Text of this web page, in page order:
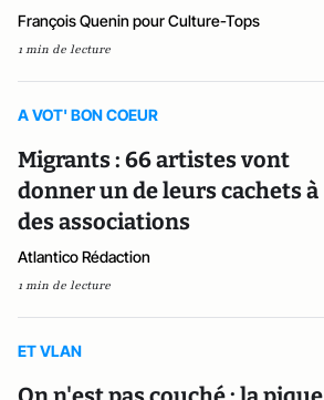
François Quenin pour Culture-Tops
1 min de lecture
A VOT' BON COEUR
Migrants : 66 artistes vont
donner un de leurs cachets à
des associations
Atlantico Rédaction
1 min de lecture
ET VLAN